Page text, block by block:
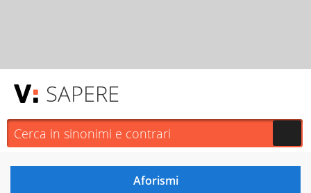
SAPERE